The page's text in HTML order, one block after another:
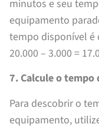
minutos e seu
equipamento
tempo disponível é
20.000 – 3.000 =
7. Calcule o tempo
Para descobrir o
equipamento,